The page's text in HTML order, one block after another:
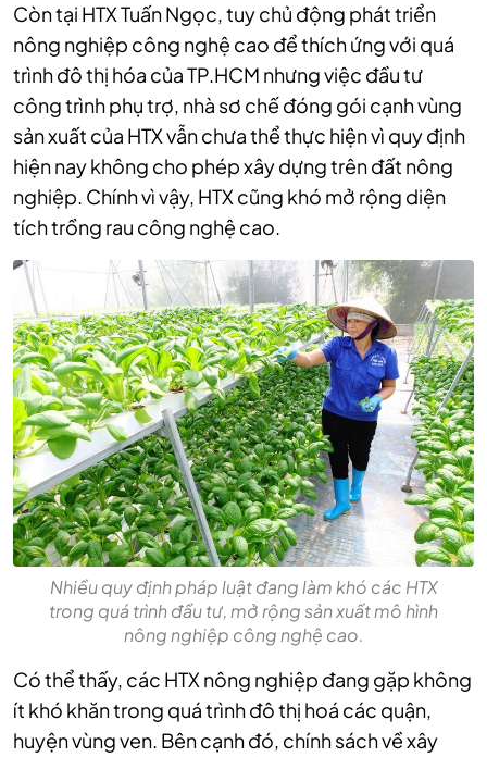
Còn tại HTX Tuấn Ngọc, tuy chủ động phát triển
nông nghiệp công nghệ cao để thích ứng với quá
trình đô thị hóa của TP.HCM nhưng việc đầu tư
công trình phụ trợ, nhà sơ chế đóng gói cạnh vùng
sản xuất của HTX vẫn chưa thể thực hiện vì quy định
hiện nay không cho phép xây dựng trên đất nông
nghiệp. Chính vì vậy, HTX cũng khó mở rộng diện
tích trồng rau công nghệ cao.
Nhiều quy định pháp luật đang làm khó các HTX
trong quá trình đầu tư, mở rộng sản xuất mô hình
nông nghiệp công nghệ cao.
Có thể thấy, các HTX nông nghiệp đang gặp không
ít khó khăn trong quá trình đô thị hoá các quận,
huyện vùng ven. Bên cạnh đó, chính sách về xây